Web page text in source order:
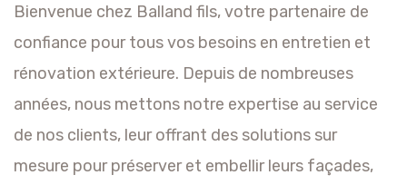
Bienvenue chez Balland fils, votre partenaire de
confiance pour tous vos besoins en entretien et
rénovation extérieure. Depuis de nombreuses
années, nous mettons notre expertise au service
de nos clients, leur offrant des solutions sur
mesure pour préserver et embellir leurs façades,